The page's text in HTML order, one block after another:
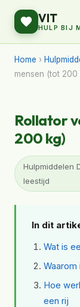
VIT
HULP BIJ
Home ›
mensen (tot 200
Rollator
200 kg)
Hulpmiddelen
leestijd
In dit
Wat is
Hoe
een rij